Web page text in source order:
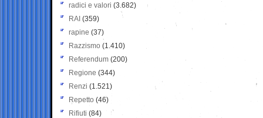
radici e valori (3.682)
RAI (359)
rapine (37)
Razzismo (1.410)
Referendum (200)
Regione (344)
Renzi (1.521)
Repetto (46)
Rifiuti (84)